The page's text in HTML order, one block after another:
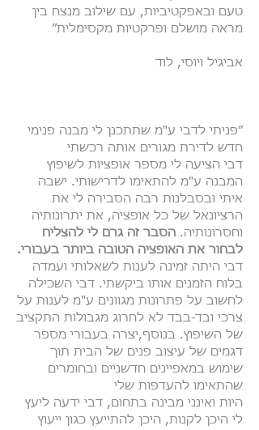
טעם ובאפקטיביות, עם שילוב מנצח בין
מראה מושלם ופרקטיות מקסימלית״
אביגיל ויוסי, לוד
״פניתי לדבי ע"מ שתתכנן לי מבנה פנימי
חדש לדירת מגורים אותה רכשתי
דבי הציעה לי מספר אופציות לשיפוץ
המבנה ע"מ להתאימו לדרישותי. ישבה
איתי ובסבלנות רבה הסבירה לי את
הרציונאל של כל אופציה, את יתרונותיה
וחסרונותיה. הסבר זה גרם לי להצליח
לבחור את האופציה הטובה ביותר בעבורי.
דבי היתה זמינה לענות לשאלותי ועמדה
בלוח הזמנים אותו ביקשתי. דבי השכילה
לחשוב על פתרונות מגוונים ע"מ לענות על
צרכי ובד-בבד לא לחרוג מגבולות התקציב
של השיפוץ. בנוסף,יצרה בעבורי מספר
דגמים של עיצוב פנים של הבית תוך
שימוש במאפיינים חדשניים ובחומרים
שהתאימו להעדפות שלי
היות ואינני מבינה בתחום, דבי ידעה ליעץ
לי היכן לקנות, היכן להתייעץ כגון ייעוץ